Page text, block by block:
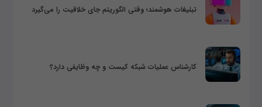
تبلیغات هوشمند؛ وقتی الگوریتم جای خلاقیت را می‌گیرد
کارشناس عملیات شبکه کیست و چه وظایفی دارد؟